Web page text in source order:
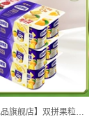
【蒙牛低温乳品旗舰店】双拼果粒草莓黄桃菠萝酸奶90g*24杯